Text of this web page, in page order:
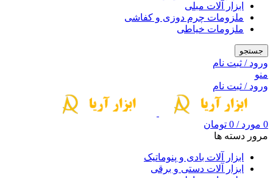
ابزار آلات مبلی
ملزومات چرم دوزی و کفاشی
ملزومات خیاطی
جستجو
ورود / ثبت نام
منو
ورود / ثبت نام
0 مورد /
0 تومان
مرور دسته ها
ابزار آلات بادی و پنوماتیک
ابزار آلات دستی و برقی